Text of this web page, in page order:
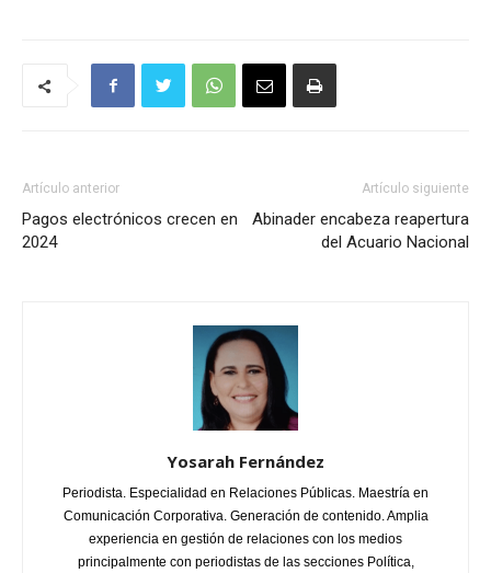
Artículo anterior
Pagos electrónicos crecen en
2024
Artículo siguiente
Abinader encabeza reapertura
del Acuario Nacional
Yosarah Fernández
Periodista. Especialidad en Relaciones Públicas. Maestría en
Comunicación Corporativa. Generación de contenido. Amplia
experiencia en gestión de relaciones con los medios
principalmente con periodistas de las secciones Política,